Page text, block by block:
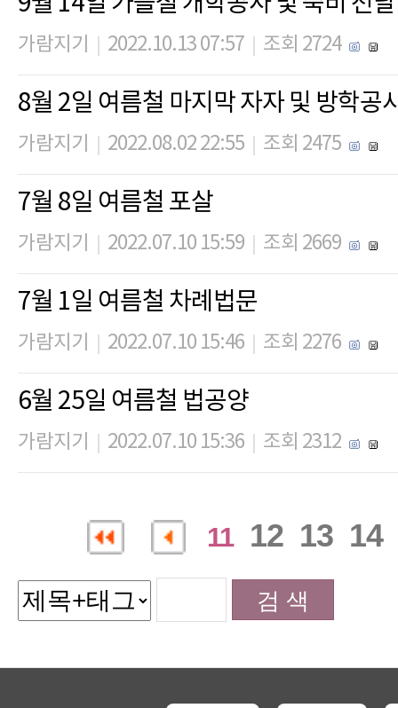
가람지기 2022.10.13 07:57 조회 2724
8월 2일 여름철 마지막 자자 및 방학공
가람지기 2022.08.02 22:55 조회 2475
7월 8일 여름철 포살
가람지기 2022.07.10 15:59 조회 2669
7월 1일 여름철 차례법문
가람지기 2022.07.10 15:46 조회 2276
6월 25일 여름철 법공양
가람지기 2022.07.10 15:36 조회 2312
11 12 13 14